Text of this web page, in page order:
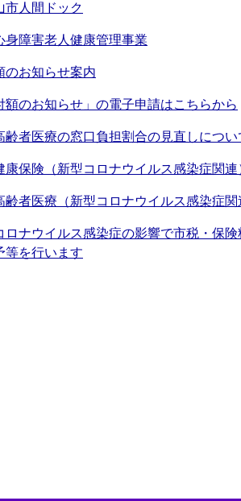
市人間ドック
身障害老人健康管理事業
のお知らせ案内
額のお知らせ」の電子申請はこちらから
齢者医療の窓口負担割合の見直しについ
康保険（新型コロナウイルス感染症関連
齢者医療（新型コロナウイルス感染症関
ロナウイルス感染症の影響で市税・保
等を行います